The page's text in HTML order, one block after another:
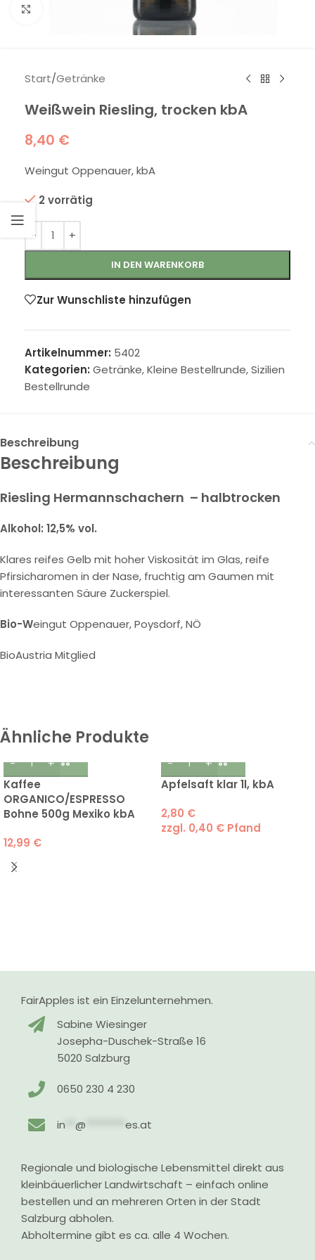
Klick zum Vergrößern
Start/Getränke
Weißwein Riesling, trocken kbA
8,40 €
Weingut Oppenauer, kbA
2 vorrätig
IN DEN WARENKORB
Zur Wunschliste hinzufügen
Artikelnummer: 5402
Kategorien: Getränke,Kleine Bestellrunde,Sizilien
Bestellrunde
Beschreibung
Beschreibung
Riesling Hermannschachern – halbtrocken
Alkohol: 12,5% vol.
Klares reifes Gelb mit hoher Viskosität im Glas, reife
Pfirsicharomen in der Nase, fruchtig am Gaumen mit
interessanten Säure Zuckerspiel.
Bio-Weingut Oppenauer, Poysdorf, NÖ
BioAustria Mitglied
Ähnliche Produkte
Kaffee
ORGANICO/ESPRESSO
Bohne 500g Mexiko kbA
12,99 €
Apfelsaft klar 1l, kbA
2,80 €
zzgl. 0,40 € Pfand
FairApples ist ein Einzelunternehmen.
Sabine Wiesinger
Josepha-Duschek-Straße 16
5020 Salzburg
0650 230 4 230
in **@ ********es.at
Regionale und biologische Lebensmittel direkt aus
kleinbäuerlicher Landwirtschaft – einfach online
bestellen und an mehreren Orten in der Stadt
Salzburg abholen.
Abholtermine gibt es ca. alle 4 Wochen.